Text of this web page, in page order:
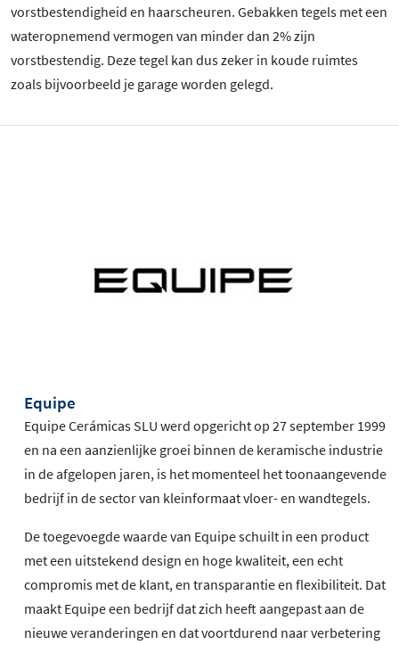
vorstbestendigheid en haarscheuren. Gebakken tegels met een
wateropnemend vermogen van minder dan 2% zijn
vorstbestendig. Deze tegel kan dus zeker in koude ruimtes
zoals bijvoorbeeld je garage worden gelegd.
Equipe
Equipe Cerámicas SLU werd opgericht op 27 september 1999
en na een aanzienlijke groei binnen de keramische industrie
in de afgelopen jaren, is het momenteel het toonaangevende
bedrijf in de sector van kleinformaat vloer- en wandtegels.
De toegevoegde waarde van Equipe schuilt in een product
met een uitstekend design en hoge kwaliteit, een echt
compromis met de klant, en transparantie en flexibiliteit. Dat
maakt Equipe een bedrijf dat zich heeft aangepast aan de
nieuwe veranderingen en dat voortdurend naar verbetering